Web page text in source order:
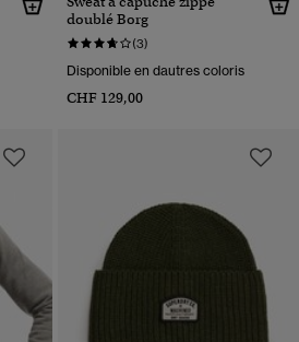
doublé Borg
(3)
Disponible en dautres coloris
CHF 129,00